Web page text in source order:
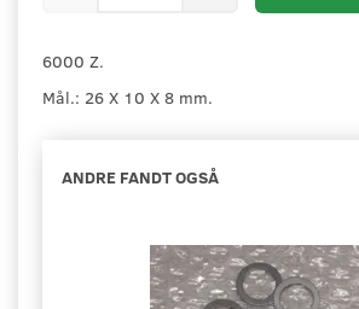
6000 Z.
Mål.: 26 X 10 X 8 mm.
ANDRE FANDT OGSÅ